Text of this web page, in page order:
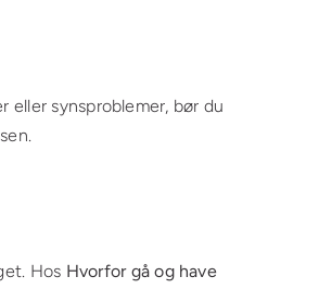
synsproblemer, bør du
Hos Hvorfor gå og have